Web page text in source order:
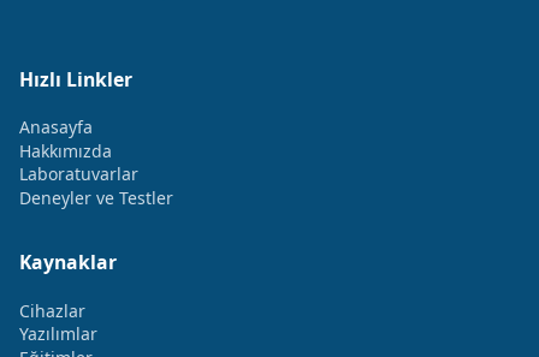
Hızlı Linkler
Anasayfa
Hakkımızda
Laboratuvarlar
Deneyler ve Testler
Kaynaklar
Cihazlar
Yazılımlar